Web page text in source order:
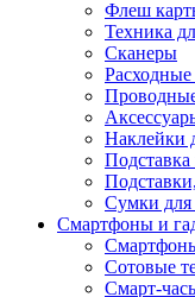
Флеш
Техника
Сканеры
Наклейки
Сумки для
Смартфоны и
Сотовые
Смарт-